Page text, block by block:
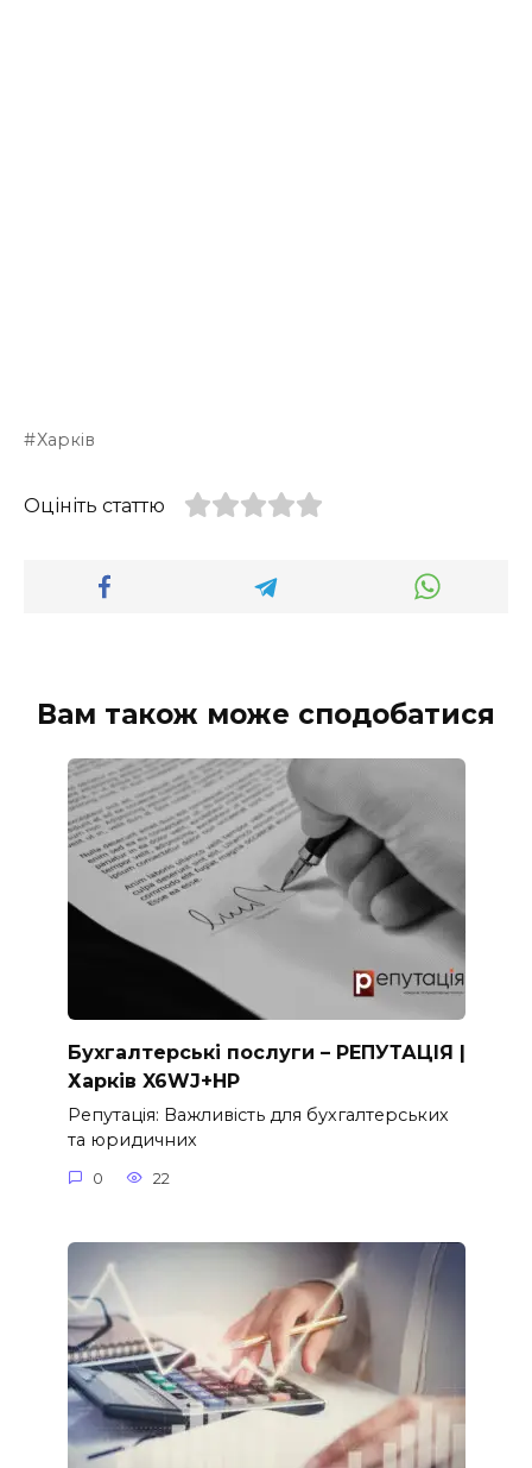
Харків
Оцініть статтю
Вам також може сподобатися
Бухгалтерські послуги – РЕПУТАЦІЯ |
Харків X6WJ+HP
Репутація: Важливість для бухгалтерських
та юридичних
0 22